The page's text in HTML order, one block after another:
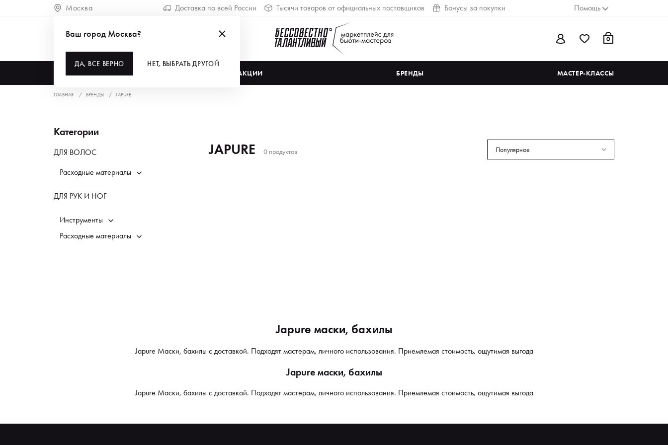
Москва Доставка по всей России Тысячи товаров от официальных поставщиков Бонусы за покупки Помощь
0
АКЦИИ БРЕНДЫ МАСТЕР-КЛАССЫ
Ваш город Москва?
ДА, ВСЕ ВЕРНО НЕТ, ВЫБРАТЬ ДРУГОЙ
ГЛАВНАЯ БРЕНДЫ JAPURE
Категории
ДЛЯ ВОЛОС
Расходные материалы
ДЛЯ РУК И НОГ
Инструменты
Расходные материалы
JAPURE 0 продуктов Популярное
Japure маски, бахилы
Japure Маски, бахилы с доставкой. Подходят мастерам, личного использования. Приемлемая стоимость, ощутимая выгода
Japure маски, бахилы
Japure Маски, бахилы с доставкой. Подходят мастерам, личного использования. Приемлемая стоимость, ощутимая выгода